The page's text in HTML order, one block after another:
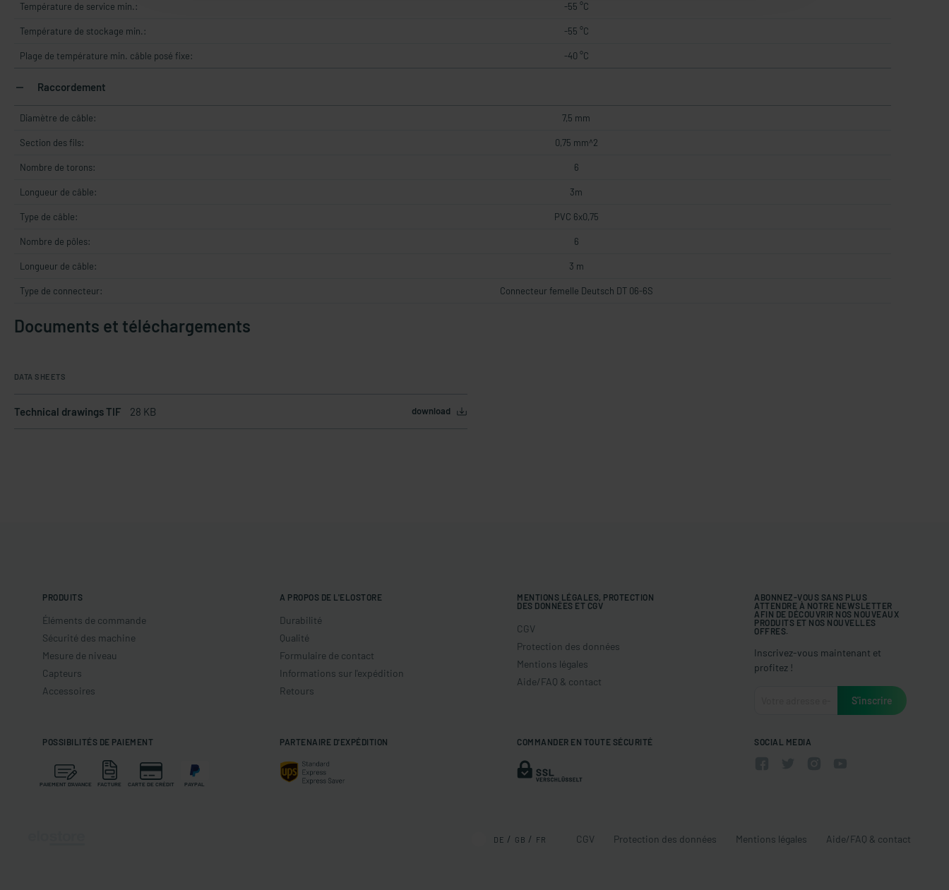
Température de service min.: -55 °C
Température de stockage min.: -55 °C
Plage de température min. câble posé fixe: -40 °C
Raccordement
Diamètre de câble: 7,5 mm
Section des fils: 0,75 mm^2
Nombre de torons: 6
Longueur de câble: 3m
Type de câble: PVC 6x0,75
Nombre de pôles: 6
Longueur de câble: 3 m
Type de connecteur: Connecteur femelle Deutsch DT 06-6S
Documents et téléchargements
DATA SHEETS
Technical drawings TIF 28 KB download
PRODUITS
Éléments de commande
Sécurité des machine
Mesure de niveau
Capteurs
Accessoires
A PROPOS DE L'ELOSTORE
Durabilité
Qualité
Formulaire de contact
Informations sur l'expédition
Retours
MENTIONS LÉGALES, PROTECTION
DES DONNÉES ET CGV
CGV
Protection des données
Mentions légales
Aide/FAQ & contact
ABONNEZ-VOUS SANS PLUS
ATTENDRE À NOTRE NEWSLETTER
AFIN DE DÉCOUVRIR NOS NOUVEAUX
PRODUITS ET NOS NOUVELLES
OFFRES.
Inscrivez-vous maintenant et
profitez !
POSSIBILITÉS DE PAIEMENT
PAIEMENT D'AVANCE FACTURE CARTE DE CRÉDIT PAYPAL
PARTENAIRE D'EXPÉDITION COMMANDER EN TOUTE SÉCURITÉ SOCIAL MEDIA
DE GB FR CGV Protection des données Mentions légales Aide/FAQ & contact